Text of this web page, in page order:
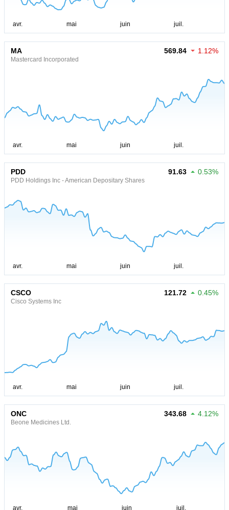
MA
Mastercard Incorporated
569.84 1.12%
PDD
PDD Holdings Inc - American Depositary Shares
91.63 0.53%
CSCO
Cisco Systems Inc
121.72 0.45%
ONC
Beone Medicines Ltd.
343.68 4.12%